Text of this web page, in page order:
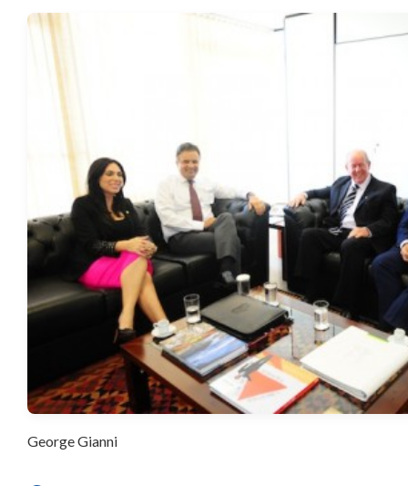
George Gianni